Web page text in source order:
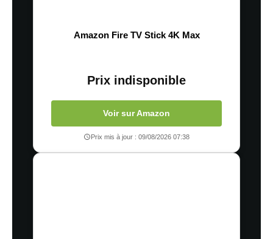
Amazon Fire TV Stick 4K Max
Prix indisponible
Voir sur Amazon
Prix mis à jour : 09/08/2026 07:38